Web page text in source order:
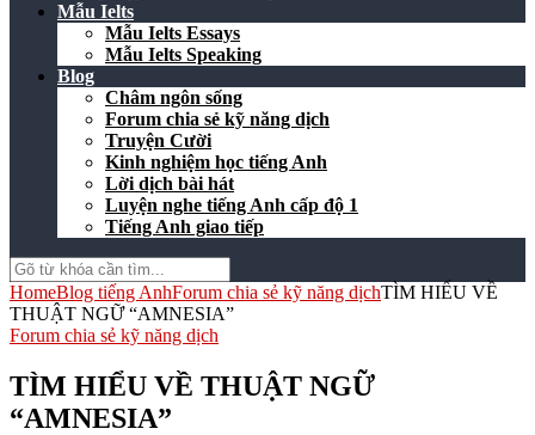
Mẫu Ielts
Mẫu Ielts Essays
Mẫu Ielts Speaking
Blog
Châm ngôn sống
Forum chia sẻ kỹ năng dịch
Truyện Cười
Kinh nghiệm học tiếng Anh
Lời dịch bài hát
Luyện nghe tiếng Anh cấp độ 1
Tiếng Anh giao tiếp
HomeBlog tiếng AnhForum chia sẻ kỹ năng dịchTÌM HIỂU VỀ
THUẬT NGỮ “AMNESIA”
Forum chia sẻ kỹ năng dịch
TÌM HIỂU VỀ THUẬT NGỮ
“AMNESIA”